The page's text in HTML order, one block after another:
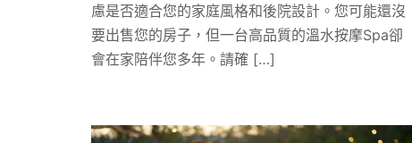
慮是否適合您的家庭風格和後院設計。您可能還沒
要出售您的房子，但一台高品質的溫水按摩Spa卻
會在家陪伴您多年。請確 […]